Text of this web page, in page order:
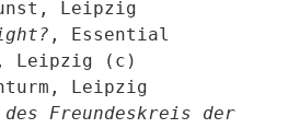
Leipzig
, Essential
Leipzig (c)
Leipzig
Freundeskreis der